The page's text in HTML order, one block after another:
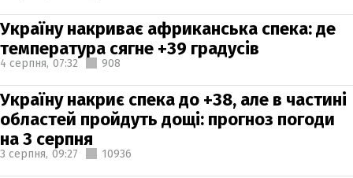
Україну накриває африканська спека: де
температура сягне +39 градусів
4 серпня, 07:32 908
Україну накриє спека до +38, але в частині
областей пройдуть дощі: прогноз погоди
на 3 серпня
3 серпня, 09:27 10936